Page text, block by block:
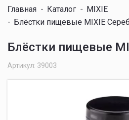
Главная - Каталог - MIXIE
- Блёстки пищевые MIXIE
Блёстки пищевые
Артикул: 39003